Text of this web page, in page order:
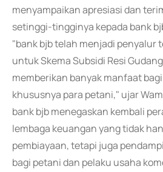
menyampaikan apresiasi dan
setinggi-tingginya kepada bank
"bank bjb telah menjadi penyalur
untuk Skema Subsidi Resi
memberikan banyak manfaat
khususnya para petani," ujar
bank bjb menegaskan kembali
lembaga keuangan yang tidak
pembiayaan, tetapi juga
bagi petani dan pelaku usaha